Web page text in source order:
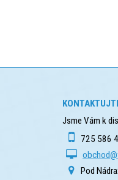
Jsme Vám k
725 586
Pod